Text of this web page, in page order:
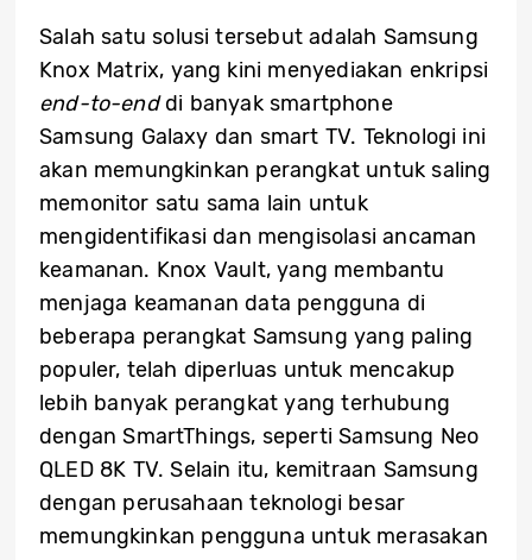
Salah satu solusi tersebut adalah Samsung
Knox Matrix, yang kini menyediakan enkripsi
end-to-enddi banyak smartphone
Samsung Galaxy dan smart TV. Teknologi ini
akan memungkinkan perangkat untuk saling
memonitor satu sama lain untuk
mengidentifikasi dan mengisolasi ancaman
keamanan. Knox Vault, yang membantu
menjaga keamanan data pengguna di
beberapa perangkat Samsung yang paling
populer, telah diperluas untuk mencakup
lebih banyak perangkat yang terhubung
dengan SmartThings, seperti Samsung Neo
QLED 8K TV. Selain itu, kemitraan Samsung
dengan perusahaan teknologi besar
memungkinkan pengguna untuk merasakan